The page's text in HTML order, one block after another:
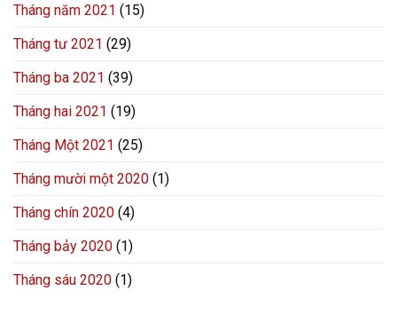
Tháng năm 2021 (15)
Tháng tư 2021 (29)
Tháng ba 2021 (39)
Tháng hai 2021 (19)
Tháng Một 2021 (25)
Tháng mười một 2020 (1)
Tháng chín 2020 (4)
Tháng bảy 2020 (1)
Tháng sáu 2020 (1)